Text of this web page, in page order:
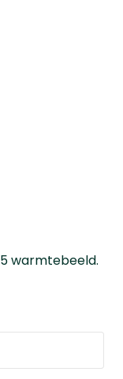
warmtebeeld.